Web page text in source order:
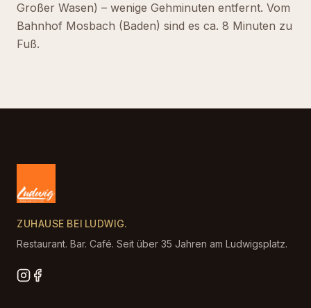
Großer Wasen) – wenige Gehminuten entfernt. Vom
Bahnhof Mosbach (Baden) sind es ca. 8 Minuten zu
Fuß.
ZUHAUSE BEI LUDWIG.
Restaurant. Bar. Café. Seit über 35 Jahren am Ludwigsplatz.